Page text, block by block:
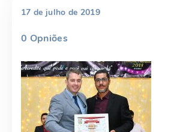
17 de julho de 2019
0 Opniões